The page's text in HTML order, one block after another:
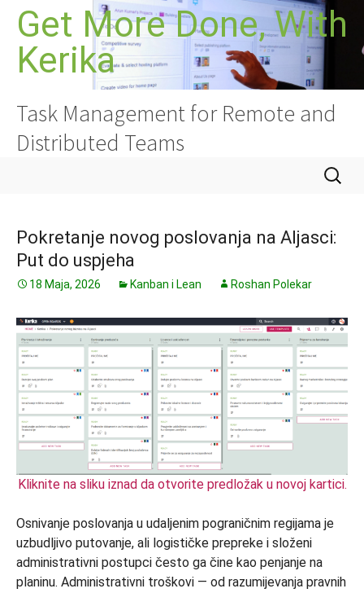
sadržaj
Get More Done, With
Kerika
Task Management for Remote and
Distributed Teams
Pokretanje novog poslovanja na Aljasci:
Put do uspjeha
18 Maja, 2026 Kanban i Lean Roshan Polekar
Kliknite na sliku iznad da otvorite predložak u novoj kartici.
Osnivanje poslovanja u udaljenim pograničnim regijama je
uzbudljivo putovanje, ali logističke prepreke i složeni
administrativni postupci često ga čine kao penjanje na
planinu. Administrativni troškovi — od razumijevanja pravnih